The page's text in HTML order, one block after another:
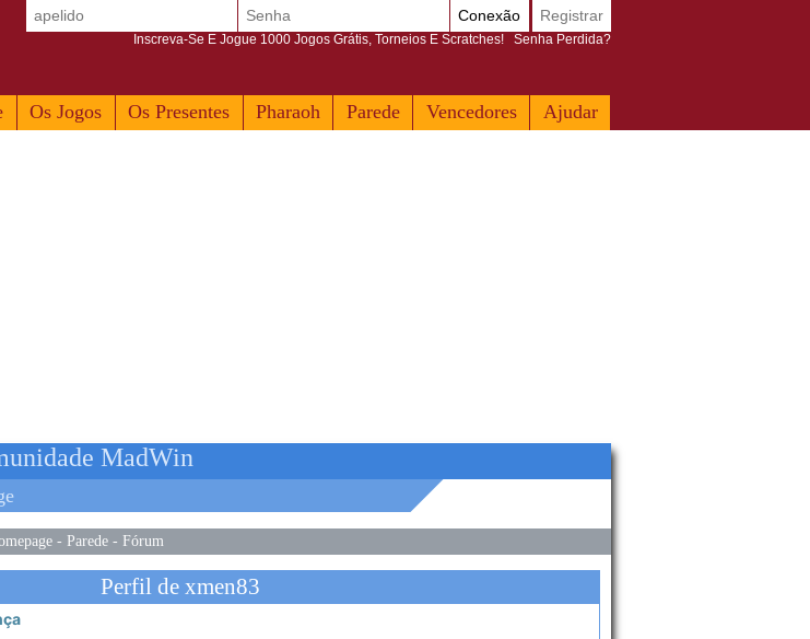
Os Jogos Os Presentes Pharaoh Parede Vencedores Ajudar
Conexão Registrar
Inscreva-Se E Jogue 1000 Jogos Grátis, Torneios E Scratches! Senha Perdida?
MadWin
- Parede - Fórum
Perfil de xmen83